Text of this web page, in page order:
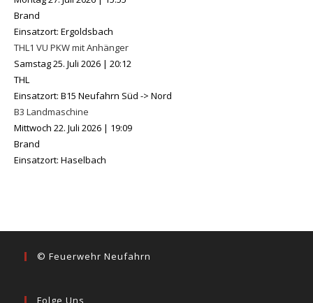
Brand
Einsatzort: Ergoldsbach
THL1 VU PKW mit Anhänger
Samstag 25. Juli 2026 | 20:12
THL
Einsatzort: B15 Neufahrn Süd -> Nord
B3 Landmaschine
Mittwoch 22. Juli 2026 | 19:09
Brand
Einsatzort: Haselbach
© Feuerwehr Neufahrn
Folge Uns